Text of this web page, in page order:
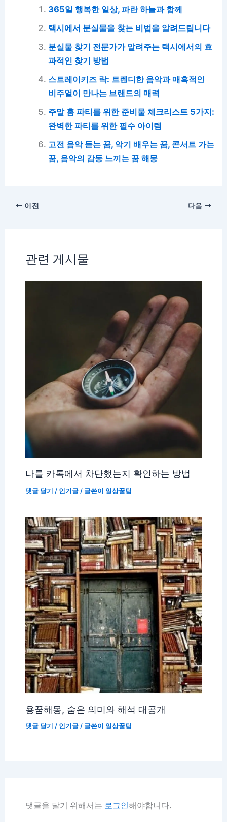
365일 행복한 일상, 파란 하늘과 함께
택시에서 분실물을 찾는 비법을 알려드립니다
분실물 찾기 전문가가 알려주는 택시에서의 효
과적인 찾기 방법
스트레이키즈 락: 트렌디한 음악과 매혹적인
비주얼이 만나는 브랜드의 매력
주말 홈 파티를 위한 준비물 체크리스트 5가지:
완벽한 파티를 위한 필수 아이템
고전 음악 듣는 꿈, 악기 배우는 꿈, 콘서트 가는
꿈, 음악의 감동 느끼는 꿈 해몽
이전 다음
관련 게시물
나를 카톡에서 차단했는지 확인하는 방법
댓글 달기 / 인기글/ 글쓴이 일상꿀팁
용꿈해몽, 숨은 의미와 해석 대공개
댓글 달기 / 인기글/ 글쓴이 일상꿀팁
댓글을 달기 위해서는 로그인해야합니다.